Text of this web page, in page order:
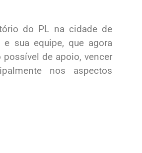
do PL na cidade de
sua equipe, que agora
de apoio, vencer
nos aspectos